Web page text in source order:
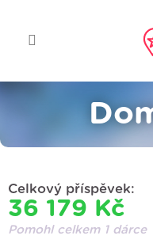
Celkový příspěvek:
36 179 Kč
Pomohl celkem 1 dárce